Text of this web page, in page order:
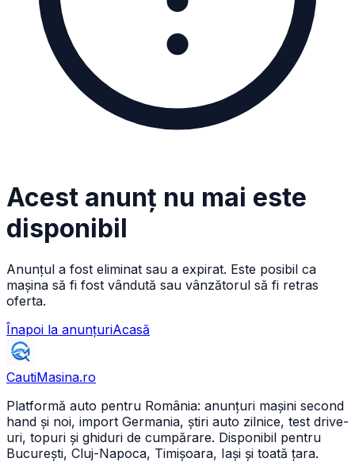
Acest anunț nu mai este
disponibil
Anunțul a fost eliminat sau a expirat. Este posibil ca
mașina să fi fost vândută sau vânzătorul să fi retras
oferta.
Înapoi la anunțuriAcasă
CautiMasina.ro
Platformă auto pentru România: anunțuri mașini second
hand și noi, import Germania, știri auto zilnice, test drive-
uri, topuri și ghiduri de cumpărare. Disponibil pentru
București, Cluj-Napoca, Timișoara, Iași și toată țara.